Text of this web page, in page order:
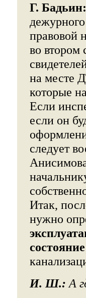
Г. Бадьин:
правовой
во втором
на месте
которые
Если
если он
следует
Итак,
нужно
И. Ш.: А